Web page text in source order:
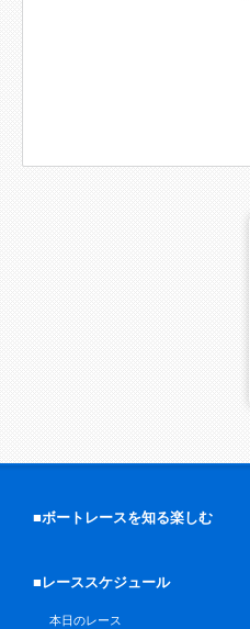
■ボートレースを知る楽しむ
■レーススケジュール
本日のレース